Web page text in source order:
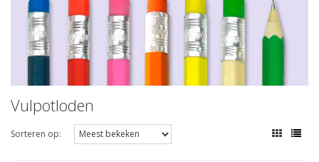
Vulpotloden
Sorteren op: